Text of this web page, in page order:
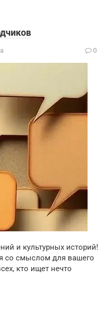
0
и культурных историй!
со смыслом для вашего
кто ищет нечто